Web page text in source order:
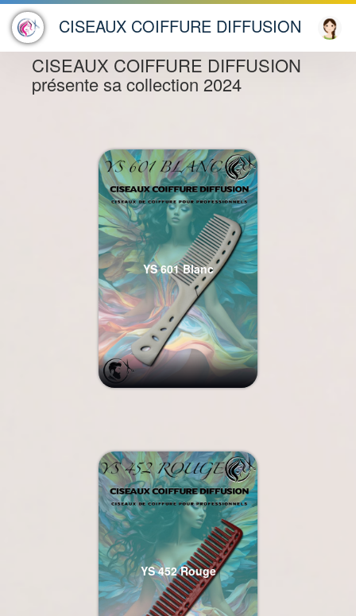
CISEAUX COIFFURE DIFFUSION
PEIGNES DÉMÉLOIRS
CISEAUX COIFFURE DIFFUSION
présente sa collection 2024
YS 601 Blanc
YS 452 Rouge
×
"Hello ! En quoi puis-je
vous aider ?"